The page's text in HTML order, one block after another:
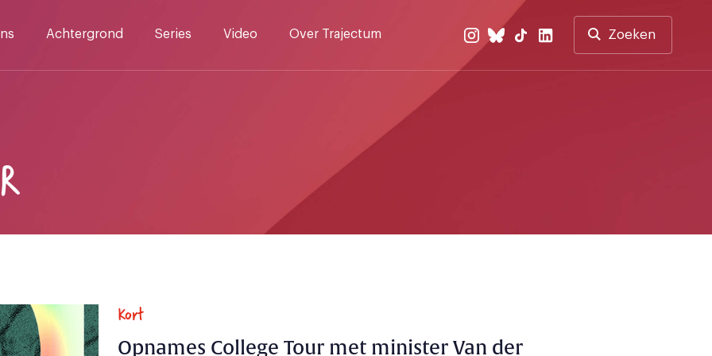
Achtergrond Series Video Over Trajectum Zoeken
Kort
Opnames College Tour met minister Van der